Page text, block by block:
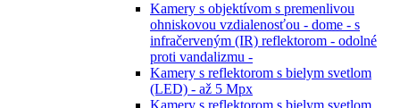
Kamery s objektívom s premenlivou
ohniskovou vzdialenosťou - dome - s
infračerveným (IR) reflektorom - odolné
proti vandalizmu -
Kamery s reflektorom s bielym svetlom
(LED) - až 5 Mpx